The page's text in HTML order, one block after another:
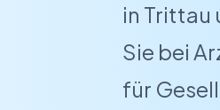
in Trittau
Sie bei
für